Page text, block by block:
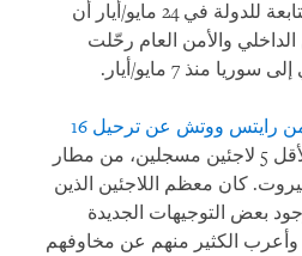
"الوكالة الوطنية للإعلام" التابعة للدولة في 24 مايو/أيار أن
والأمن العام رحّلت
أفادت هيومن رايتس ووتش عن ترحيل 16
، بينهم على الأقل 5 لاجئين مسجلين، من مطار
كان معظم اللاجئين الذين
بعض التوجيهات الجديدة
وأعرب الكثير منهم عن مخاوفهم